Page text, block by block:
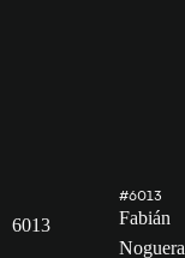
6013
#6013
Fabián
Noguera